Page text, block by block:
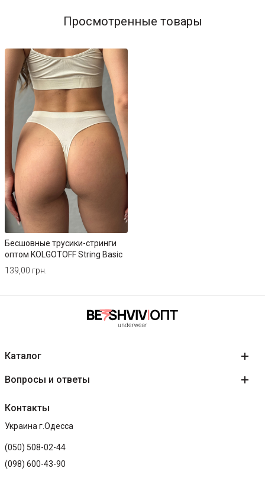
NUDE (бежевый)
DEEP TAUPE (коричневый)
FLAMENCO (пудровый)
MARSALA (багровый)
CHISELED STONE (светло-
EVENING BLUE (тёмно-синий)
COCONUT MILK (молочный)
Просмотренные товары
Бесшовные трусики-стринги
оптом KOLGOTOFF String Basic
139,00 грн.
Каталог
Вопросы и ответы
Контакты
Украина г.Одесса
(050) 508-02-44
(098) 600-43-90